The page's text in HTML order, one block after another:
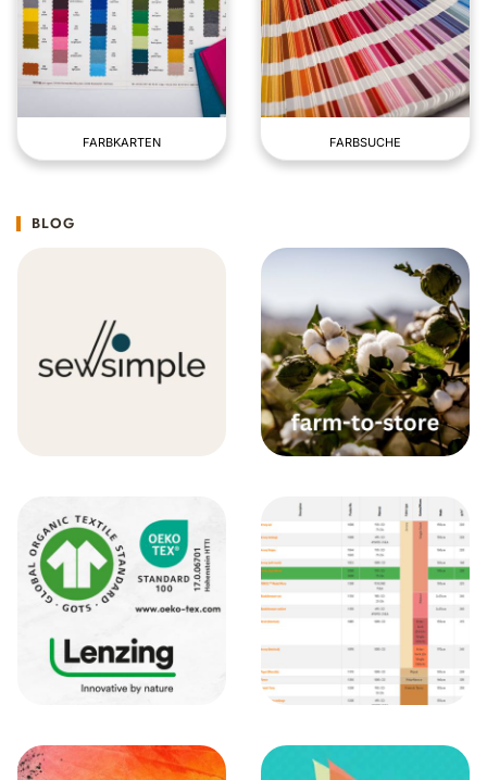
FARBKARTEN FARBSUCHE
BLOG